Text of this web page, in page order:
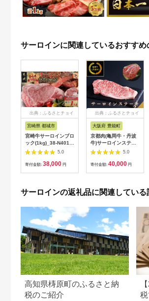
サーロインに関連しているおすすめ
出典：ふるさとチョイ
宮崎県 都城市
宮崎牛サーロインブロ
ック(1kg)_38-N401_(
都城市 ) 牛肉 宮崎県
産 宮崎牛 サーロイン
ステーキ 焼肉 BBQ 4
5.0
寄付金額: 38,000 円
出典：ふるさとチョイ
大阪府 豊能町
京都肉(亀岡牛・丹波
牛)サーロインステー
キ3枚(約600g)
【1097659】
5.0
寄付金額: 40,000 円
サーロインの返礼品に関連している
高知県梼原町のふるさと納
税のご紹介